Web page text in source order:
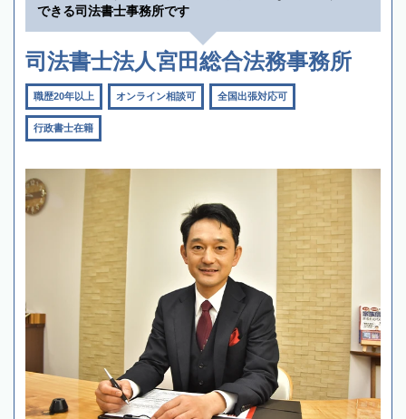
できる司法書士事務所です
司法書士法人宮田総合法務事務所
職歴20年以上 オンライン相談可 全国出張対応可
行政書士在籍